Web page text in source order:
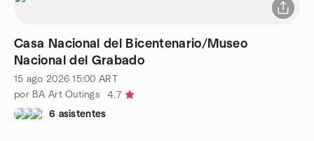
Casa Nacional del Bicentenario/Museo
Nacional del Grabado
15 ago 2026 15:00 ART
por BA Art Outings
4.7
6 asistentes